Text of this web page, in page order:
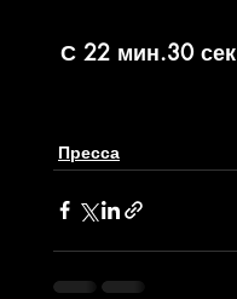
С 22 мин.30 сек
Пресса